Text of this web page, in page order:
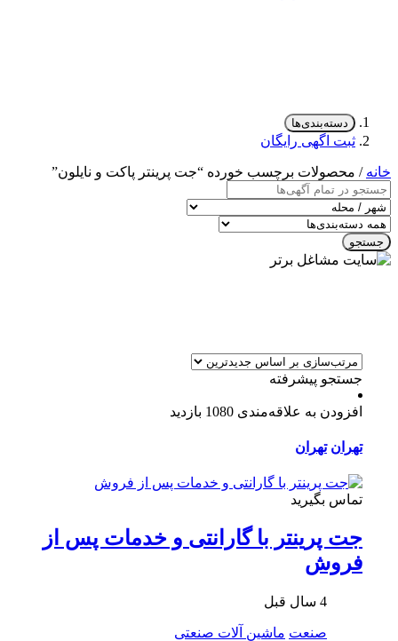
دسته‌بندی‌ها
ثبت اگهی رایگان
خانه / محصولات برچسب خورده “جت پرینتر پاکت و نایلون”
جستجو
جستجو پیشرفته
افزودن به علاقه‌مندی 1080 بازدید
تهران تهران
تماس بگیرید
جت پرینتر با گارانتی و خدمات پس از
فروش
4 سال قبل
صنعت ماشین آلات صنعتی